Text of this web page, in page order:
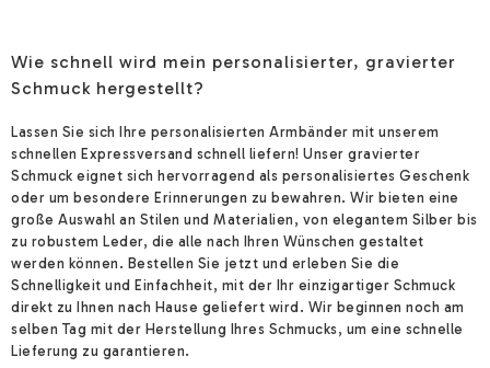
Wie schnell wird mein personalisierter, gravierter
Schmuck hergestellt?
Lassen Sie sich Ihre personalisierten Armbänder mit unserem
schnellen Expressversand schnell liefern! Unser gravierter
Schmuck eignet sich hervorragend als personalisiertes Geschenk
oder um besondere Erinnerungen zu bewahren. Wir bieten eine
große Auswahl an Stilen und Materialien, von elegantem Silber bis
zu robustem Leder, die alle nach Ihren Wünschen gestaltet
werden können. Bestellen Sie jetzt und erleben Sie die
Schnelligkeit und Einfachheit, mit der Ihr einzigartiger Schmuck
direkt zu Ihnen nach Hause geliefert wird. Wir beginnen noch am
selben Tag mit der Herstellung Ihres Schmucks, um eine schnelle
Lieferung zu garantieren.